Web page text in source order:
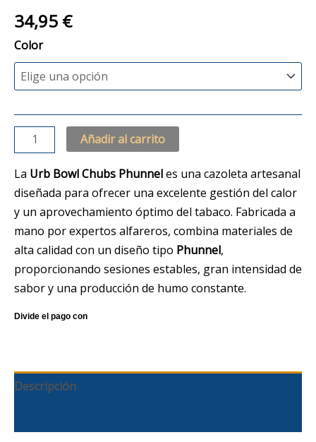
34,95 €
Color
Añadir al carrito
La Urb Bowl Chubs Phunneles una cazoleta artesanal
diseñada para ofrecer una excelente gestión del calor
y un aprovechamiento óptimo del tabaco. Fabricada a
mano por expertos alfareros, combina materiales de
alta calidad con un diseño tipo Phunnel,
proporcionando sesiones estables, gran intensidad de
sabor y una producción de humo constante.
Descripción